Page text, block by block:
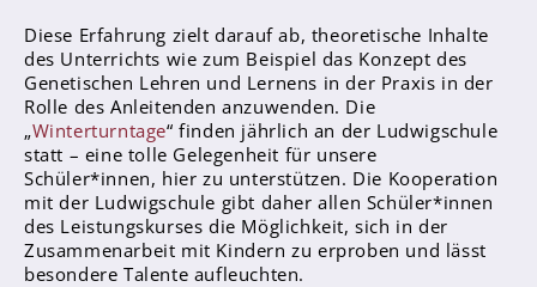
Schüler*innenvertretung
Sporthelfer*innen
Sanitätsdienst
Eltern
Förderverein
Elternvertreter*innen
Diese Erfahrung zielt darauf ab, theoretische Inhalte
des Unterrichts wie zum Beispiel das Konzept des
Genetischen Lehren und Lernens in der Praxis in der
Rolle des Anleitenden anzuwenden. Die
„Winterturntage“ finden jährlich an der Ludwigschule
statt – eine tolle Gelegenheit für unsere
Schüler*innen, hier zu unterstützen. Die Kooperation
mit der Ludwigschule gibt daher allen Schüler*innen
des Leistungskurses die Möglichkeit, sich in der
Zusammenarbeit mit Kindern zu erproben und lässt
besondere Talente aufleuchten.